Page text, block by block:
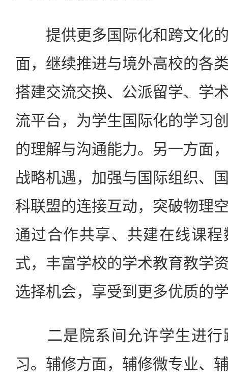
提供更多国际化和跨文化的
面，继续推进与境外高校的各
搭建交流交换、公派留学、学
流平台，为学生国际化的学习
的理解与沟通能力。另一方面
战略机遇，加强与国际组织、
科联盟的连接互动，突破物理
通过合作共享、共建在线课
式，丰富学校的学术教育教学
选择机会，享受到更多优质的
二是院系间允许学生进行
习。辅修方面，辅修微专业、